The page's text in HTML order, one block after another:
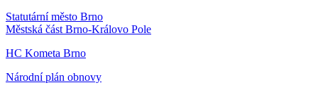
Statutární město Brno
Městská část Brno-Královo Pole
HC Kometa Brno
Národní plán obnovy